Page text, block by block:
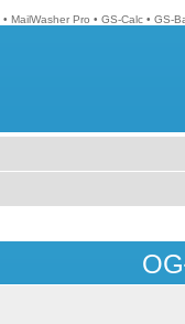
• MailWasher Pro • GS-Calc • GS-